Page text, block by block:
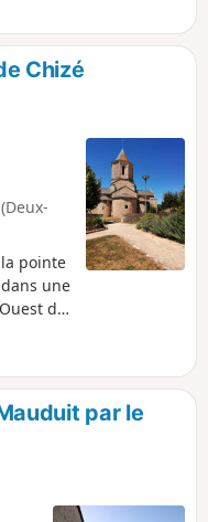
de cultures, vignes
un riche patrimoine
Chizé
pointe
une
de
un
des
ce
grand
par le